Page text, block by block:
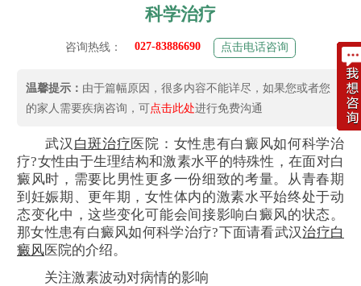
科学治疗
咨询热线： 027-83886690 点击电话咨询
温馨提示： 由于篇幅原因，很多内容不能详尽，如果您或者您
的家人需要疾病咨询，可点击此处进行免费沟通
武汉 白斑治疗 医院：女性患有白癜风如何科学治
疗?女性由于生理结构和激素水平的特殊性，在面对白
癜风时，需要比男性更多一份细致的考量。从青春期
到妊娠期、更年期，女性体内的激素水平始终处于动
态变化中，这些变化可能会间接影响白癜风的状态。
那女性患有白癜风如何科学治疗?下面请看武汉治疗白
癜风医院的介绍。
关注激素波动对病情的影响